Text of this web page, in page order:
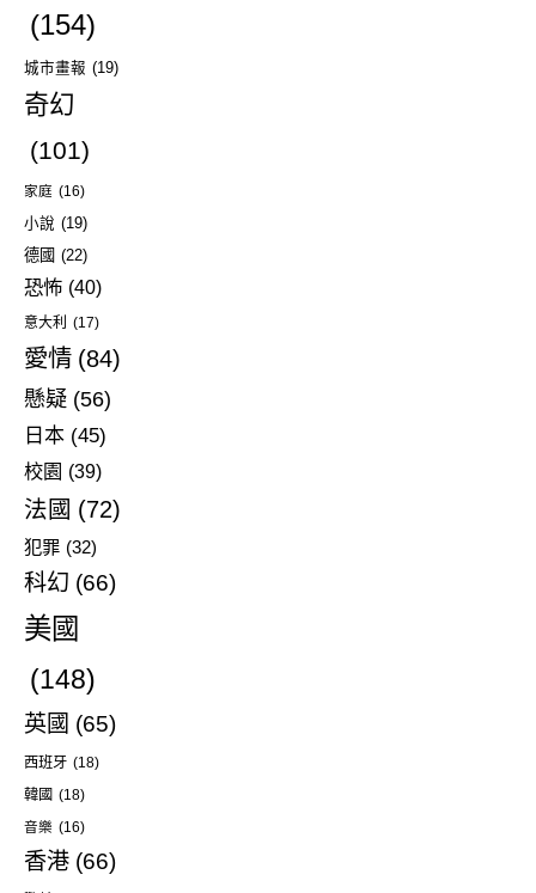
(154)
城市畫報 (19)
奇幻
(101)
家庭 (16)
小說 (19)
德國 (22)
恐怖 (40)
意大利 (17)
愛情 (84)
懸疑 (56)
日本 (45)
校園 (39)
法國 (72)
犯罪 (32)
科幻 (66)
美國
(148)
英國 (65)
西班牙 (18)
韓國 (18)
音樂 (16)
香港 (66)